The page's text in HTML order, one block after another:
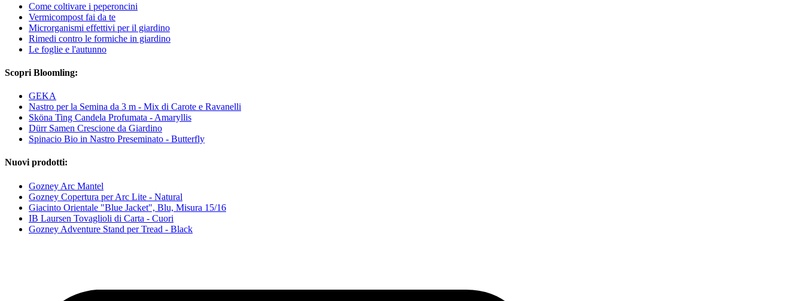
Come coltivare i peperoncini
Vermicompost fai da te
Microrganismi effettivi per il giardino
Rimedi contro le formiche in giardino
Le foglie e l'autunno
Scopri Bloomling:
GEKA
Nastro per la Semina da 3 m - Mix di Carote e Ravanelli
Sköna Ting Candela Profumata - Amaryllis
Dürr Samen Crescione da Giardino
Spinacio Bio in Nastro Preseminato - Butterfly
Nuovi prodotti:
Gozney Arc Mantel
Gozney Copertura per Arc Lite - Natural
Giacinto Orientale "Blue Jacket", Blu, Misura 15/16
IB Laursen Tovaglioli di Carta - Cuori
Gozney Adventure Stand per Tread - Black